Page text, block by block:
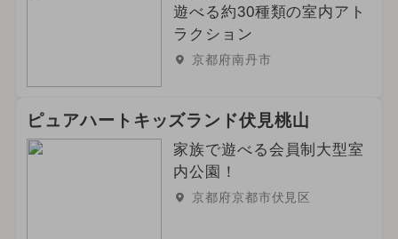
2024年6月のイベント
スイーツビュッフェ
冬休み ご当地グルメ・限定メニュー
2026年6月のイベント
遊べる約30種類の室内アト
ラクション
京都府南丹市
ピュアハートキッズランド伏見桃山
家族で遊べる会員制大型室
内公園！
京都府京都市伏見区